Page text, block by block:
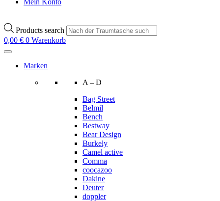
Mein Konto
Products search
0,00 € 0 Warenkorb
Marken
A – D
Bag Street
Belmil
Bench
Bestway
Bear Design
Burkely
Camel active
Comma
coocazoo
Dakine
Deuter
doppler